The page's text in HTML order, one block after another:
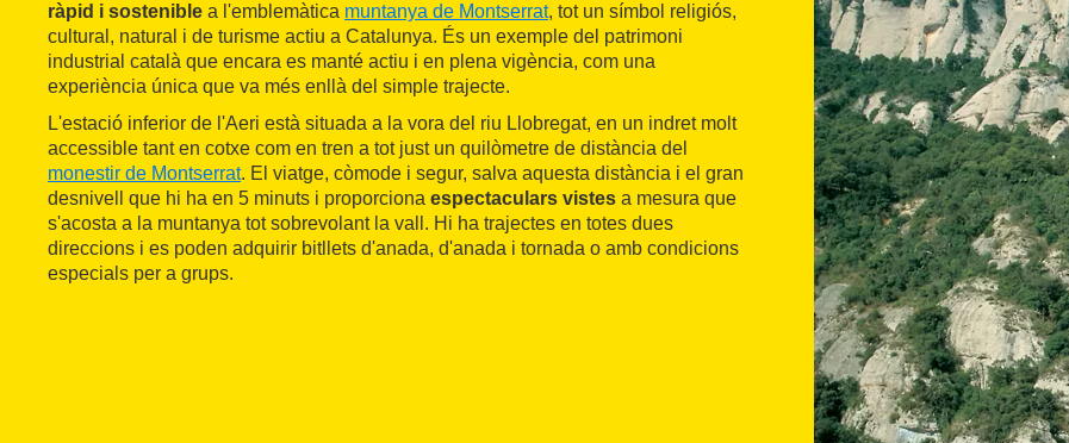
ràpid i sostenible a l'emblemàtica muntanya de Montserrat, tot un símbol religiós,
cultural, natural i de turisme actiu a Catalunya. És un exemple del patrimoni
industrial català que encara es manté actiu i en plena vigència, com una
experiència única que va més enllà del simple trajecte.
L'estació inferior de l'Aeri està situada a la vora del riu Llobregat, en un indret molt
accessible tant en cotxe com en tren a tot just un quilòmetre de distància del
monestir de Montserrat. El viatge, còmode i segur, salva aquesta distància i el gran
desnivell que hi ha en 5 minuts i proporciona espectaculars vistes a mesura que
s'acosta a la muntanya tot sobrevolant la vall. Hi ha trajectes en totes dues
direccions i es poden adquirir bitllets d'anada, d'anada i tornada o amb condicions
especials per a grups.